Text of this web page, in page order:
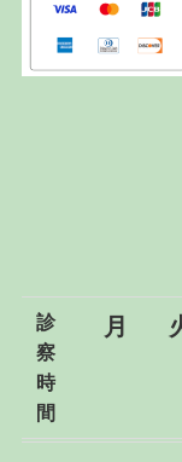
診
察
時
間
月